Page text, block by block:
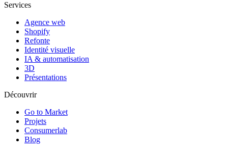
Services
Agence web
Shopify
Refonte
Identité visuelle
IA & automatisation
3D
Présentations
Découvrir
Go to Market
Projets
Consumerlab
Blog